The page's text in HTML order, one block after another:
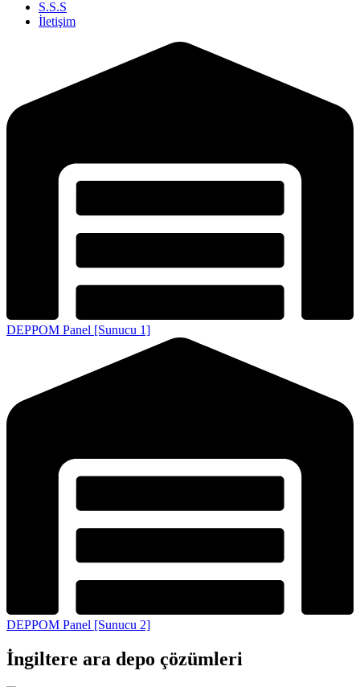
S.S.S
İletişim
DEPPOM Panel [Sunucu 1]
DEPPOM Panel [Sunucu 2]
İngiltere ara depo çözümleri